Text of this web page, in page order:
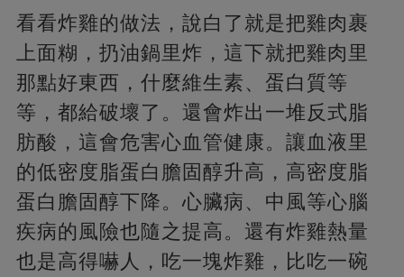
看看炸雞的做法，說白了就是把雞肉裹
上面糊，扔油鍋里炸，這下就把雞肉里
那點好東西，什麼維生素、蛋白質等
等，都給破壞了。還會炸出一堆反式脂
肪酸，這會危害心血管健康。讓血液里
的低密度脂蛋白膽固醇升高，高密度脂
蛋白膽固醇下降。心臟病、中風等心腦
疾病的風險也隨之提高。還有炸雞熱量
也是高得嚇人，吃一塊炸雞，比吃一碗